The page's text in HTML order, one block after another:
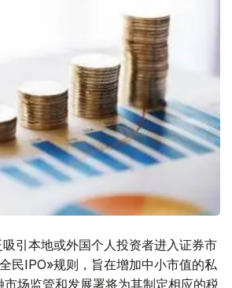
引本地或外国个人投资者进入证券市
民IPO»规则，旨在增加中小市值的私
市场监管和发展署将为其制定相应的税